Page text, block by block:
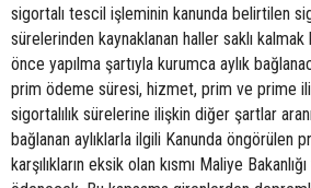
sigortalı tescil işleminin kanunda belirtilen
sürelerinden kaynaklanan haller saklı
önce yapılma şartıyla kurumca aylık
prim ödeme süresi, hizmet, prim ve prime
sigortalılık sürelerine ilişkin diğer şartlar
bağlanan aylıklarla ilgili Kanunda öngörülen
karşılıkların eksik olan kısmı Maliye